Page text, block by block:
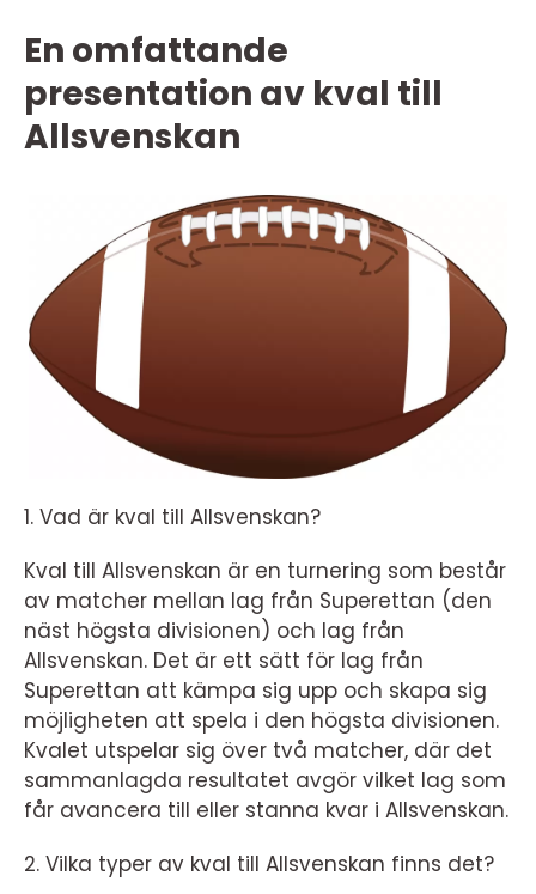
En omfattande
presentation av kval till
Allsvenskan
1. Vad är kval till Allsvenskan?
Kval till Allsvenskan är en turnering som består
av matcher mellan lag från Superettan (den
näst högsta divisionen) och lag från
Allsvenskan. Det är ett sätt för lag från
Superettan att kämpa sig upp och skapa sig
möjligheten att spela i den högsta divisionen.
Kvalet utspelar sig över två matcher, där det
sammanlagda resultatet avgör vilket lag som
får avancera till eller stanna kvar i Allsvenskan.
2. Vilka typer av kval till Allsvenskan finns det?